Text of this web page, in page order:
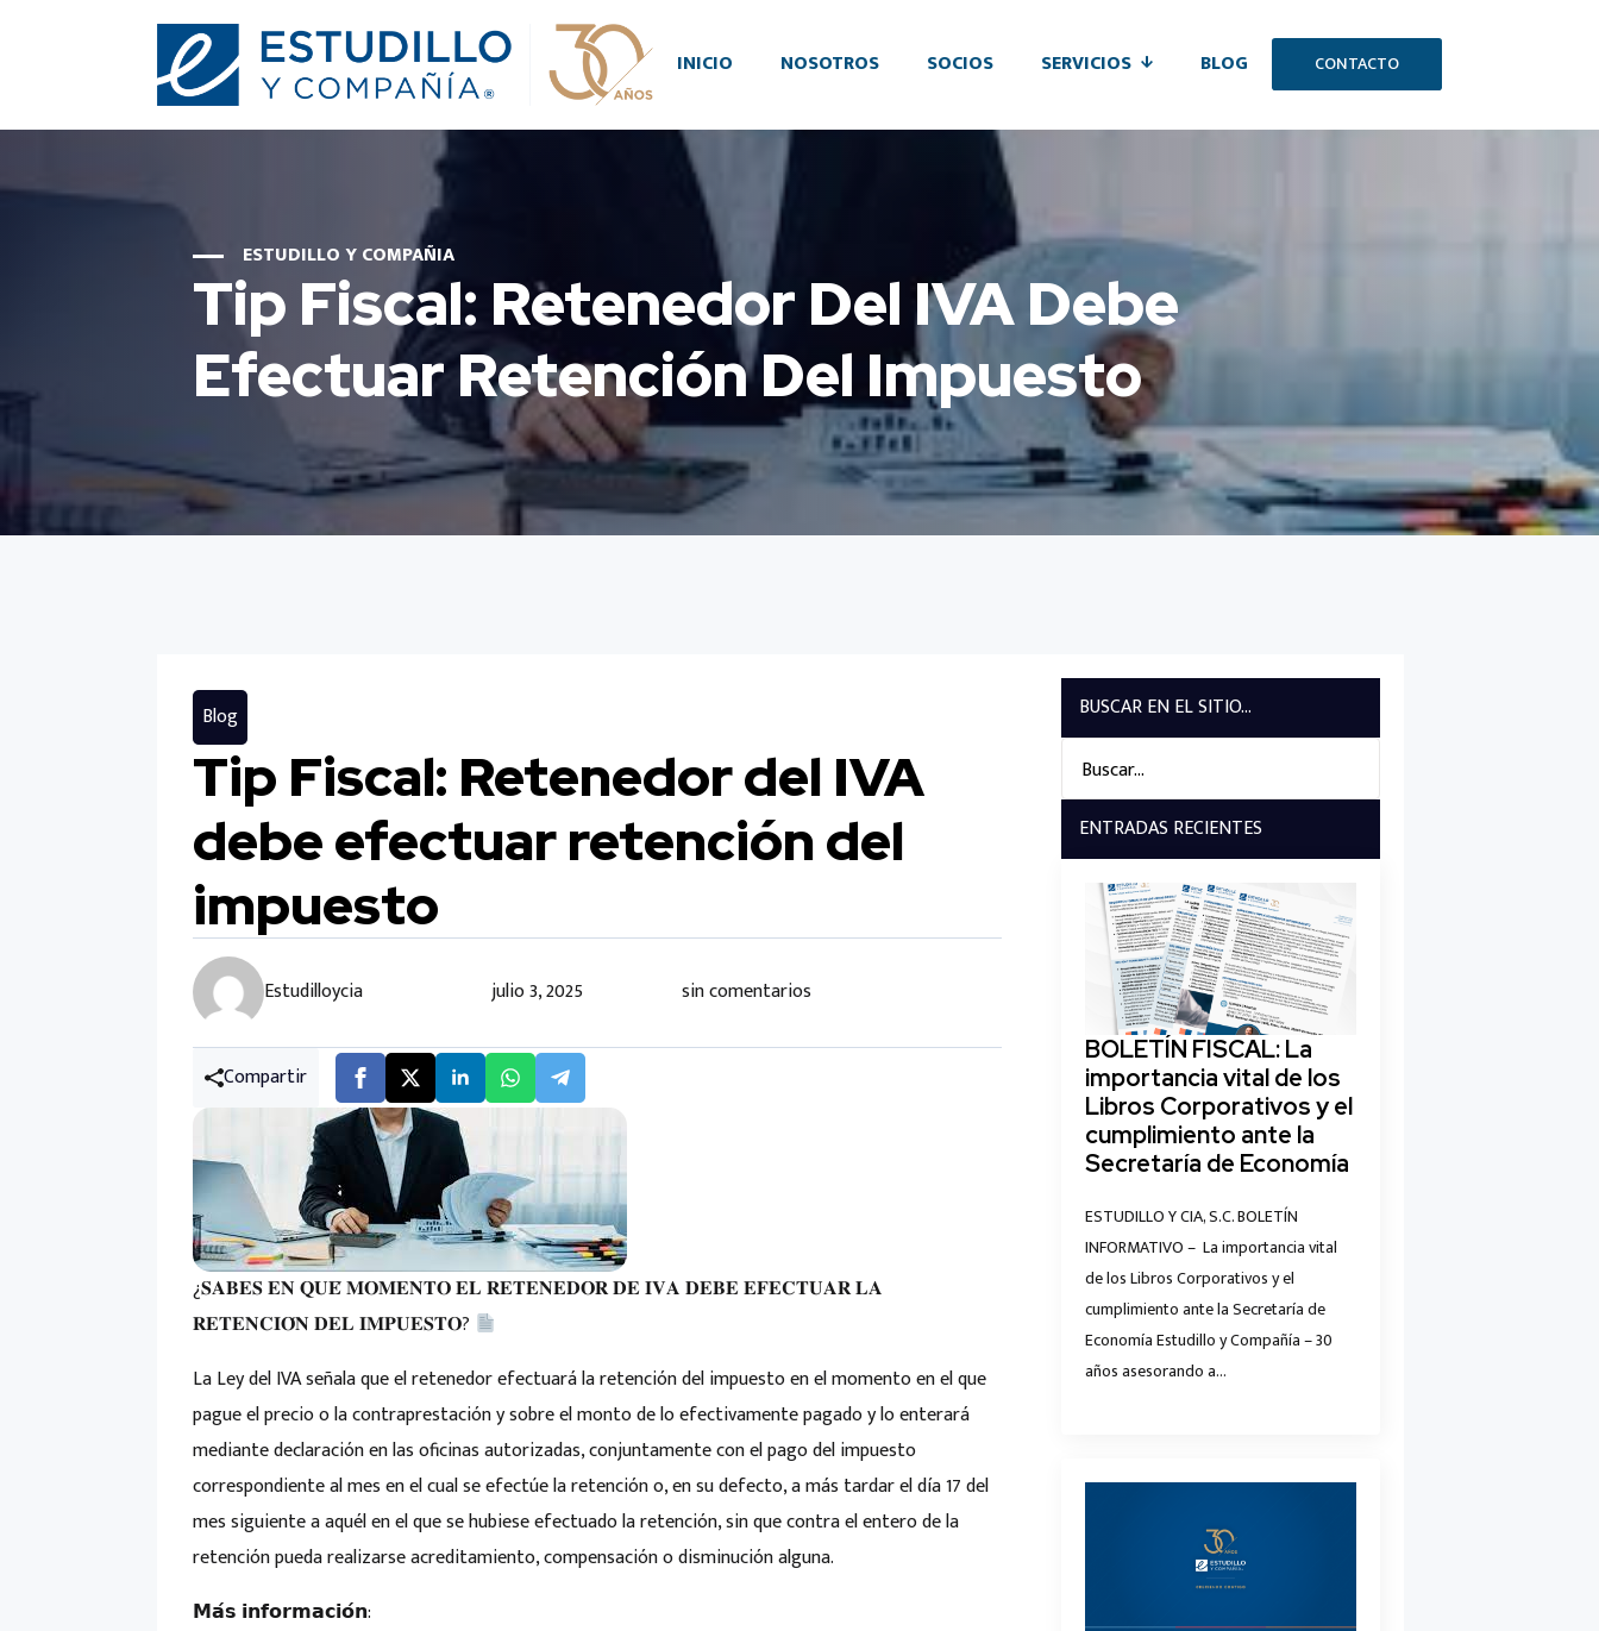
INICIO NOSOTROS SOCIOS SERVICIOS BLOG CONTACTO
ESTUDILLO Y COMPAÑIA
Tip Fiscal: Retenedor Del IVA Debe
Efectuar Retención Del Impuesto
Blog
Tip Fiscal: Retenedor del IVA
debe efectuar retención del
impuesto
Estudilloycia julio 3, 2025 sin comentarios
Compartir
¿𝐒𝐀𝐁𝐄𝐒 𝐄𝐍 𝐐𝐔𝐄́ 𝐌𝐎𝐌𝐄𝐍𝐓𝐎 𝐄𝐋 𝐑𝐄𝐓𝐄𝐍𝐄𝐃𝐎𝐑 𝐃𝐄 𝐈𝐕𝐀 𝐃𝐄𝐁𝐄 𝐄𝐅𝐄𝐂𝐓𝐔𝐀𝐑 𝐋𝐀
𝐑𝐄𝐓𝐄𝐍𝐂𝐈𝐎́𝐍 𝐃𝐄𝐋 𝐈𝐌𝐏𝐔𝐄𝐒𝐓𝐎?
La Ley del IVA señala que el retenedor efectuará la retención del impuesto en el momento en el que
pague el precio o la contraprestación y sobre el monto de lo efectivamente pagado y lo enterará
mediante declaración en las oficinas autorizadas, conjuntamente con el pago del impuesto
correspondiente al mes en el cual se efectúe la retención o, en su defecto, a más tardar el día 17 del
mes siguiente a aquél en el que se hubiese efectuado la retención, sin que contra el entero de la
retención pueda realizarse acreditamiento, compensación o disminución alguna.
𝗠𝗮́𝘀 𝗶𝗻𝗳𝗼𝗿𝗺𝗮𝗰𝗶𝗼́𝗻:
BUSCAR EN EL SITIO...
for:
ENTRADAS RECIENTES
BOLETÍN FISCAL: La
importancia vital de los
Libros Corporativos y el
cumplimiento ante la
Secretaría de Economía
ESTUDILLO Y CIA, S.C. BOLETÍN
INFORMATIVO – La importancia vital
de los Libros Corporativos y el
cumplimiento ante la Secretaría de
Economía Estudillo y Compañía – 30
años asesorando a…